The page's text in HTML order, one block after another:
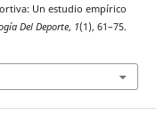
Un estudio empírico
Del Deporte, 1(1), 61–75.